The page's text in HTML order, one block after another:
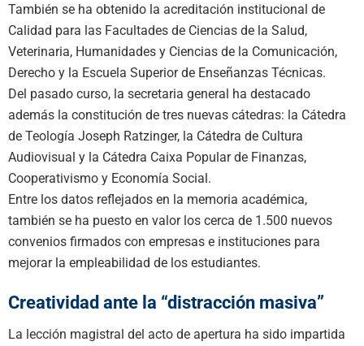
También se ha obtenido la acreditación institucional de
Calidad para las Facultades de Ciencias de la Salud,
Veterinaria, Humanidades y Ciencias de la Comunicación,
Derecho y la Escuela Superior de Enseñanzas Técnicas.
Del pasado curso, la secretaria general ha destacado
además la constitución de tres nuevas cátedras: la Cátedra
de Teología Joseph Ratzinger, la Cátedra de Cultura
Audiovisual y la Cátedra Caixa Popular de Finanzas,
Cooperativismo y Economía Social.
Entre los datos reflejados en la memoria académica,
también se ha puesto en valor los cerca de 1.500 nuevos
convenios firmados con empresas e instituciones para
mejorar la empleabilidad de los estudiantes.
Creatividad ante la “distracción masiva”
La lección magistral del acto de apertura ha sido impartida